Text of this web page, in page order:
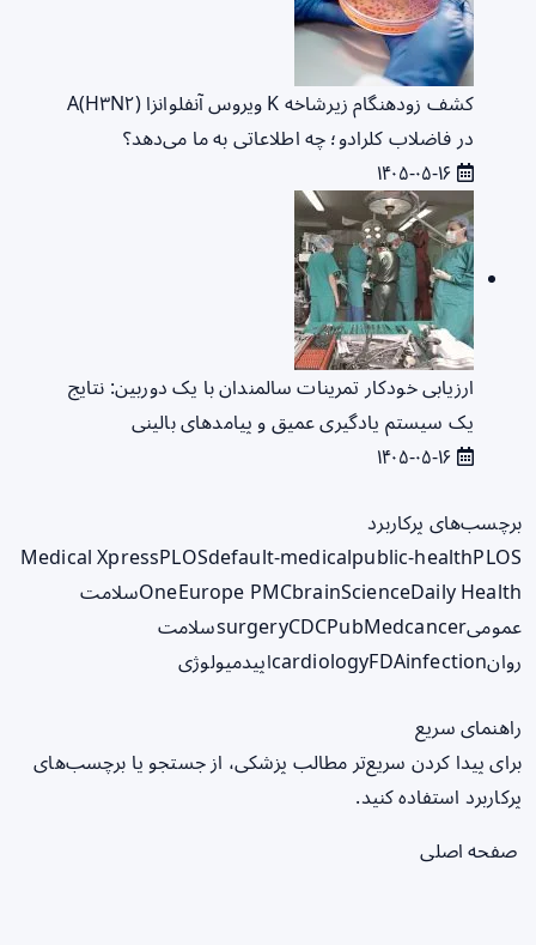
کشف زودهنگام زیرشاخه K ویروس آنفلوانزا A(H۳N۲)
در فاضلاب کلرادو؛ چه اطلاعاتی به ما می‌دهد؟
ارزیابی خودکار تمرینات سالمندان با یک دوربین: نتایج
یک سیستم یادگیری عمیق و پیامدهای بالینی
برچسب‌های پرکاربرد
Medical XpressPLOSdefault-medicalpublic-healthPLOS
OneEurope PMCbrainScienceDaily Health
سلامت
عمومی
surgeryCDCPubMedcancer
سلامت
روان
cardiologyFDAinfection اپیدمیولوژی
راهنمای سریع
برای پیدا کردن سریع‌تر مطالب پزشکی، از جستجو یا برچسب‌های
پرکاربرد استفاده کنید.
صفحه اصلی